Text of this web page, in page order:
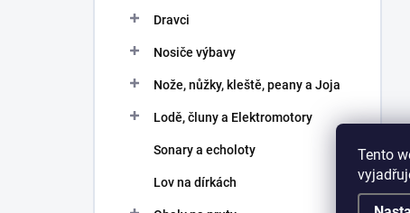
Tento
Dravci
Nosiče výbavy
Nože, nůžky, kleště, peany a Joja
Lodě, čluny a Elektromotory
Sonary a echoloty
Lov na dírkách